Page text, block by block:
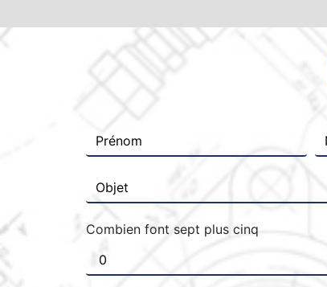
Combien font sept plus cinq